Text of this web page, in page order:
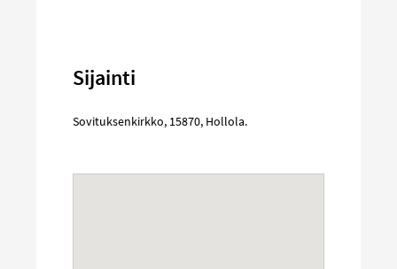
Sijainti
Sovituksenkirkko, 15870, Hollola.